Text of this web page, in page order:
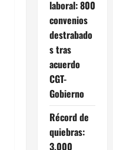
laboral: 800
convenios
destrabado
s tras
acuerdo
CGT-
Gobierno
Récord de
quiebras:
3.000